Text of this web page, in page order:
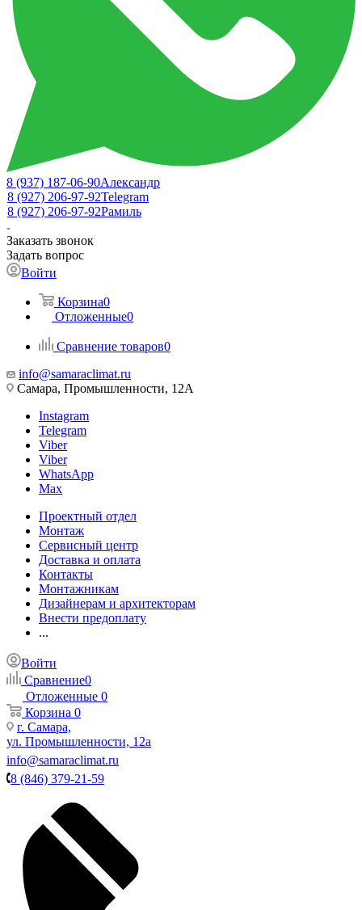
8 (937) 187-06-90Александр
8 (927) 206-97-92Telegram
8 (927) 206-97-92Рамиль
Заказать звонок
Задать вопрос
Войти
Корзина0
Отложенные0
Сравнение товаров0
info@samaraclimat.ru
Самара, Промышленности, 12А
Instagram
Telegram
Viber
Viber
WhatsApp
Max
Проектный отдел
Монтаж
Сервисный центр
Доставка и оплата
Контакты
Монтажникам
Дизайнерам и архитекторам
Внести предоплату
...
Войти
Сравнение0
Отложенные 0
Корзина 0
г. Самара,
ул. Промышленности, 12а
info@samaraclimat.ru
8 (846) 379-21-59